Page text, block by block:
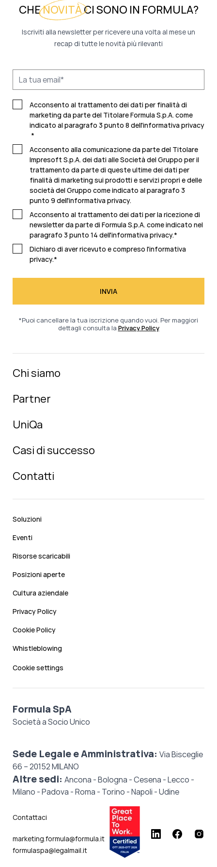
CHENOVITÀCI SONO IN FORMULA?
Iscriviti alla newsletter per ricevere una volta al mese un
recap di tutte le novità più rilevanti
Acconsento al trattamento dei dati per finalità di
marketing da parte del Titolare Formula S.p.A. come
indicato al paragrafo 3 punto 8 dell'informativa privacy
*
Acconsento alla comunicazione da parte del Titolare
Impresoft S.p.A. dei dati alle Società del Gruppo per il
trattamento da parte di queste ultime dei dati per
finalità di marketing sui prodotti e servizi propri e delle
società del Gruppo come indicato al paragrafo 3
punto 9 dell'informativa privacy.
Acconsento al trattamento dei dati per la ricezione di
newsletter da parte di Formula S.p.A. come indicato nel
paragrafo 3 punto 14 dell'informativa privacy.*
Dichiaro di aver ricevuto e compreso l'informativa
privacy.*
*Puoi cancellare la tua iscrizione quando vuoi. Per maggiori
dettagli consulta la Privacy Policy
Chi siamo
Partner
UniQa
Casi di successo
Contatti
Soluzioni
Eventi
Risorse scaricabili
Posizioni aperte
Cultura aziendale
Privacy Policy
Cookie Policy
Whistleblowing
Cookie settings
Formula SpA
Società a Socio Unico
Sede Legale e Amministrativa: Via Bisceglie
66 – 20152 MILANO
Altre sedi: Ancona - Bologna - Cesena - Lecco -
Milano - Padova - Roma - Torino - Napoli - Udine
Contattaci
marketing.formula@formula.it
formulaspa@legalmail.it